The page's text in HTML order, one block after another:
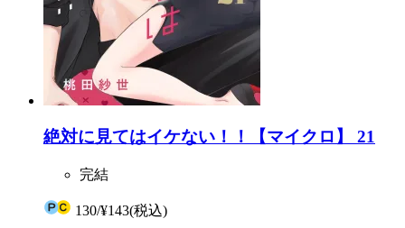
絶対に見てはイケない！！【マイクロ】 21
完結
130/¥143(税込)